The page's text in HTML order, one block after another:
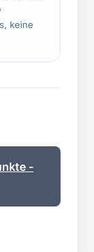
keine
-